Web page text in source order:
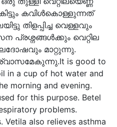
കവിൾകൊള്ളുന്നത്
തിളപ്പിച്ച വെള്ളവും
പ്രശ്നങ്ങൾക്കും വെറ്റില
മാറ്റുന്നു.
is good to
in a cup of hot water and
morning and evening.
for this purpose. Betel
problems.
Vetila also relieves asthma